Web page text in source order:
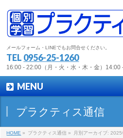
メールフォーム・LINEでもお問合せください。
TEL 0956-25-1260
16:00 - 22:00（月・火・水・木・金）14:00
MENU
プラクティス通信
HOME » プラクティス通信 » 月別アーカイブ: 2025